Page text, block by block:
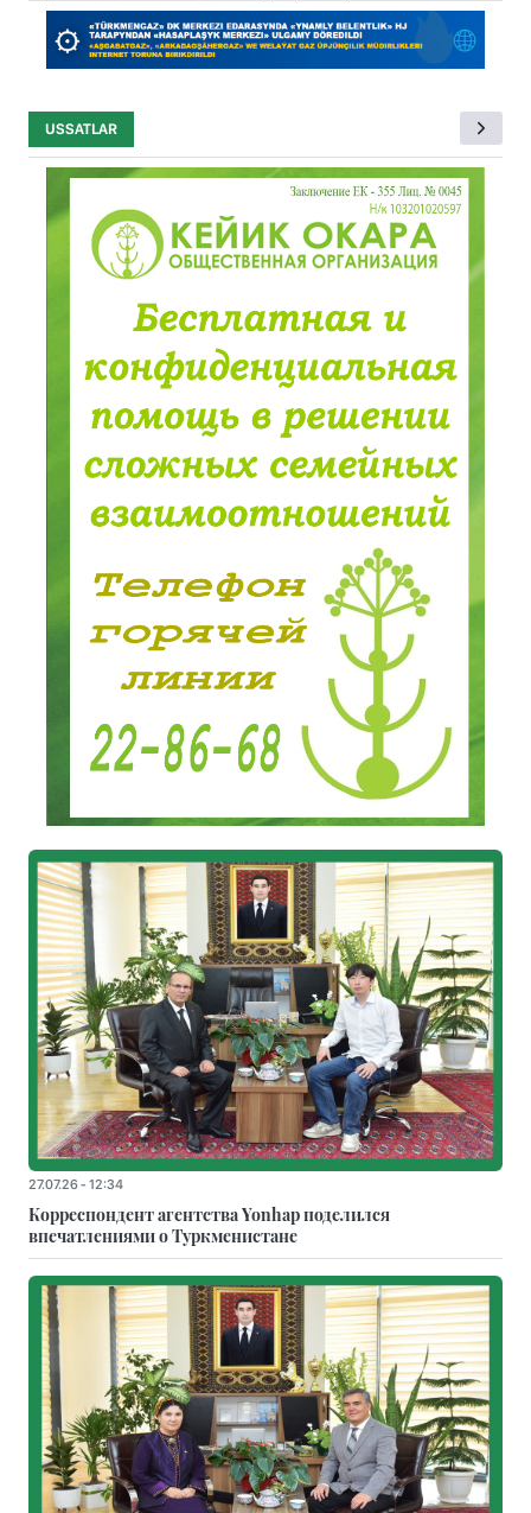
USSATLAR
27.07.26 - 12:34
Корреспондент агентства Yonhap поделился
впечатлениями о Туркменистане